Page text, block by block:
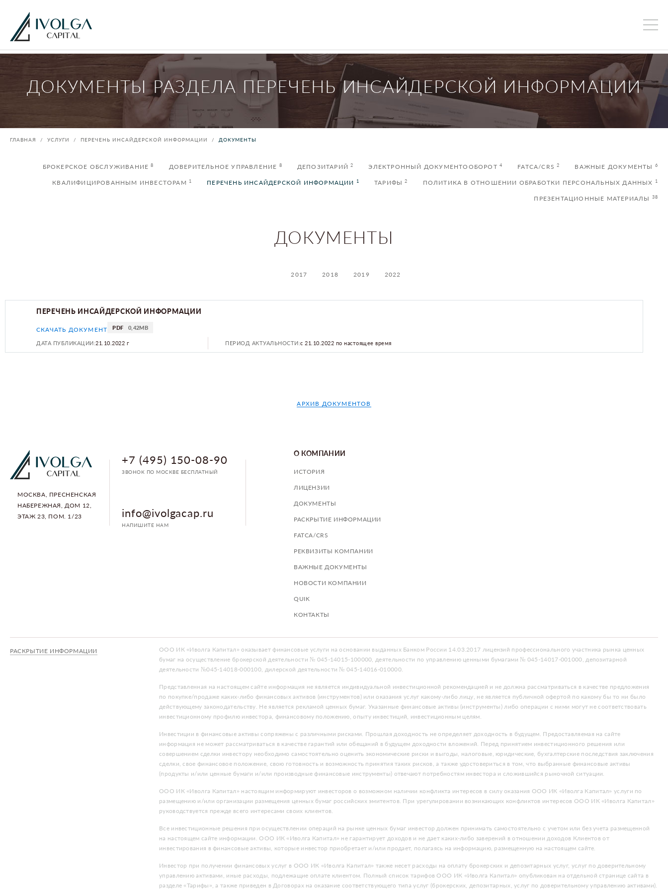
ДОКУМЕНТЫ РАЗДЕЛА ПЕРЕЧЕНЬ ИНСАЙДЕРСКОЙ ИНФОРМАЦИИ
ГЛАВНАЯ УСЛУГИ ПЕРЕЧЕНЬ ИНСАЙДЕРСКОЙ ИНФОРМАЦИИ ДОКУМЕНТЫ
БРОКЕРСКОЕ ОБСЛУЖИВАНИЕ8 ДОВЕРИТЕЛЬНОЕ УПРАВЛЕНИЕ 8 ДЕПОЗИТАРИЙ2 ЭЛЕКТРОННЫЙ ДОКУМЕНТООБОРОТ 4 FATCA/CRS2 ВАЖНЫЕ ДОКУМЕНТЫ 6
КВАЛИФИЦИРОВАННЫМ ИНВЕСТОРАМ 1 ПЕРЕЧЕНЬ ИНСАЙДЕРСКОЙ ИНФОРМАЦИИ 1 ТАРИФЫ2 ПОЛИТИКА В ОТНОШЕНИИ ОБРАБОТКИ ПЕРСОНАЛЬНЫХ ДАННЫХ 1
ПРЕЗЕНТАЦИОННЫЕ МАТЕРИАЛЫ 38
ДОКУМЕНТЫ
2017 2018 2019 2022
ПЕРЕЧЕНЬ ИНСАЙДЕРСКОЙ ИНФОРМАЦИИ
СКАЧАТЬ ДОКУМЕНТ PDF 0,42MB
ДАТА ПУБЛИКАЦИИ:21.10.2022 г ПЕРИОД АКТУАЛЬНОСТИ:с 21.10.2022 по настоящее время
АРХИВ ДОКУМЕНТОВ
МОСКВА, ПРЕСНЕНСКАЯ
НАБЕРЕЖНАЯ, ДОМ 12,
ЭТАЖ 23, ПОМ. 1/23
+7 (495) 150-08-90
ЗВОНОК ПО МОСКВЕ БЕСПЛАТНЫЙ
info@ivolgacap.ru
НАПИШИТЕ НАМ
О КОМПАНИИ
ИСТОРИЯ
ЛИЦЕНЗИИ
ДОКУМЕНТЫ
РАСКРЫТИЕ ИНФОРМАЦИИ
FATCA/CRS
РЕКВИЗИТЫ КОМПАНИИ
ВАЖНЫЕ ДОКУМЕНТЫ
НОВОСТИ КОМПАНИИ
QUIK
КОНТАКТЫ
РАСКРЫТИЕ ИНФОРМАЦИИ
ООО ИК «Иволга Капитал» оказывает финансовые услуги на основании выданных Банком России 14.03.2017 лицензий профессионального участника рынка ценных
бумаг на осуществление брокерской деятельности № 045-14015-100000, деятельности по управлению ценными бумагами № 045-14017-001000, депозитарной
деятельности №045-14018-000100, дилерской деятельности № 045-14016-010000.
Представленная на настоящем сайте информация не является индивидуальной инвестиционной рекомендацией и не должна рассматриваться в качестве предложения
по покупке/продаже каких-либо финансовых активов (инструментов) или оказания услуг какому-либо лицу, не является публичной офертой по какому бы то ни было
действующему законодательству. Не является рекламой ценных бумаг. Указанные финансовые активы (инструменты) либо операции с ними могут не соответствовать
инвестиционному профилю инвестора, финансовому положению, опыту инвестиций, инвестиционным целям.
Инвестиции в финансовые активы сопряжены с различными рисками. Прошлая доходность не определяет доходность в будущем. Предоставляемая на сайте
информация не может рассматриваться в качестве гарантий или обещаний в будущем доходности вложений. Перед принятием инвестиционного решения или
совершением сделки инвестору необходимо самостоятельно оценить экономические риски и выгоды, налоговые, юридические, бухгалтерские последствия заключения
сделки, свое финансовое положение, свою готовность и возможность принятия таких рисков, а также удостовериться в том, что выбранные финансовые активы
(продукты и/или ценные бумаги и/или производные финансовые инструменты) отвечают потребностям инвестора и сложившийся рыночной ситуации.
ООО ИК «Иволга Капитал» настоящим информируют инвесторов о возможном наличии конфликта интересов в силу оказания ООО ИК «Иволга Капитал» услуги по
размещению и/или организации размещения ценных бумаг российских эмитентов. При урегулировании возникающих конфликтов интересов ООО ИК «Иволга Капитал»
руководствуется прежде всего интересами своих клиентов.
Все инвестиционные решения при осуществлении операций на рынке ценных бумаг инвестор должен принимать самостоятельно с учетом или без учета размещенной
на настоящем сайте информации. ООО ИК «Иволга Капитал» не гарантирует доходов и не дает каких-либо заверений в отношении доходов Клиентов от
инвестирования в финансовые активы, которые инвестор приобретает и/или продает, полагаясь на информацию, размещенную на настоящем сайте.
Инвестор при получении финансовых услуг в ООО ИК «Иволга Капитал» также несет расходы на оплату брокерских и депозитарных услуг, услуг по доверительному
управлению активами, иные расходы, подлежащие оплате клиентом. Полный список тарифов ООО ИК «Иволга Капитал» опубликован на отдельной странице сайта в
разделе «Тарифы», а также приведен в Договорах на оказание соответствующего типа услуг (брокерских, депозитарных, услуг по доверительному управлению активами).